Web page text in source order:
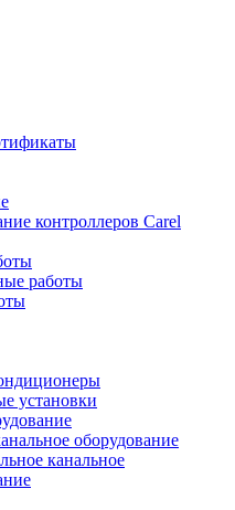
контроллеров Carel
работы
установки
оборудование
канальное